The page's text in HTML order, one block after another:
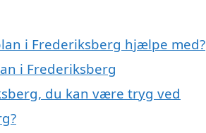
i Frederiksberg hjælpe med?
i Frederiksberg
du kan være tryg ved